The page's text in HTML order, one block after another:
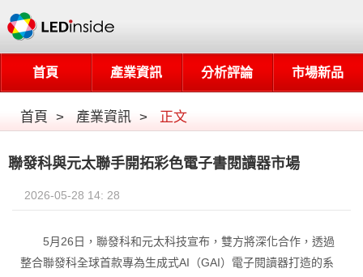
市場新品
分析評論
產業資訊
首頁
首頁 > 產業資訊 > 正文
聯發科與元太聯手開拓彩色電子書閱讀器市場
2026-05-28 14: 28
5月26日，聯發科和元太科技宣布，雙方將深化合作，透過
整合聯發科全球首款專為生成式AI（GAI）電子閱讀器打造的系